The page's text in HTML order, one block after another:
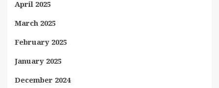
April 2025
March 2025
February 2025
January 2025
December 2024